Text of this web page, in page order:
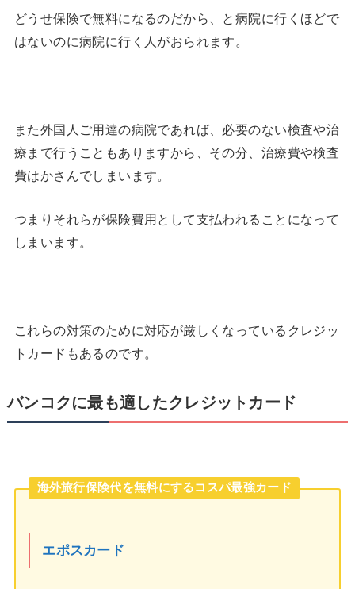
どうせ保険で無料になるのだから、と病院に行くほどで
はないのに病院に行く人がおられます。
また外国人ご用達の病院であれば、必要のない検査や治
療まで行うこともありますから、その分、治療費や検査
費はかさんでしまいます。
つまりそれらが保険費用として支払われることになって
しまいます。
これらの対策のために対応が厳しくなっているクレジッ
トカードもあるのです。
バンコクに最も適したクレジットカード
海外旅行保険代を無料にするコスパ最強カード
エポスカード